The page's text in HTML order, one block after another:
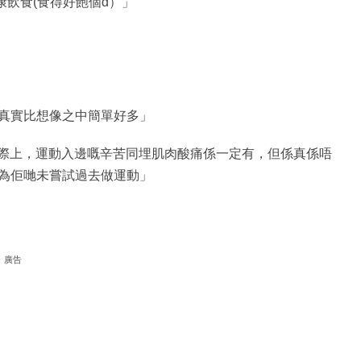
實比想像之中簡單好多」
上，運動入邊嘅辛苦同埋肌肉酸痛係一定有，但係真係唔
佢哋未嘗試過去做運動」
廣告